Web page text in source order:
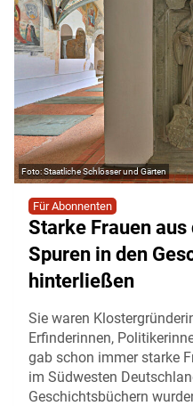
Staatliche Schlösser und Gärten
Für Abonnenten
Starke Frauen
Spuren in den
hinterließen
Sie waren
Erfinderinnen,
gab schon immer starke
im Südwesten
Geschichtsbüchern